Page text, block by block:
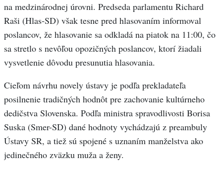
na medzinárodnej úrovni. Predseda parlamentu Richard
Raši (Hlas-SD) však tesne pred hlasovaním informoval
poslancov, že hlasovanie sa odkladá na piatok na 11:00, čo
sa stretlo s nevôľou opozičných poslancov, ktorí žiadali
vysvetlenie dôvodu presunutia hlasovania.
Cieľom návrhu novely ústavy je podľa prekladateľa
posilnenie tradičných hodnôt pre zachovanie kultúrneho
dedičstva Slovenska. Podľa ministra spravodlivosti Borisa
Suska (Smer-SD) dané hodnoty vychádzajú z preambuly
Ústavy SR, a tiež sú spojené s uznaním manželstva ako
jedinečného zväzku muža a ženy.